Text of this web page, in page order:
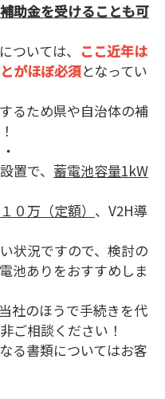
助金を受けることも可
ついては、 ここ近年は
がほぼ必須となってい
るため県や自治体の補
置で、 蓄電池容量1kW
０万（定額） 、V2H導
状況ですので、検討の
池ありをおすすめしま
社のほうで手続きを代
ご相談ください！
る書類についてはお客